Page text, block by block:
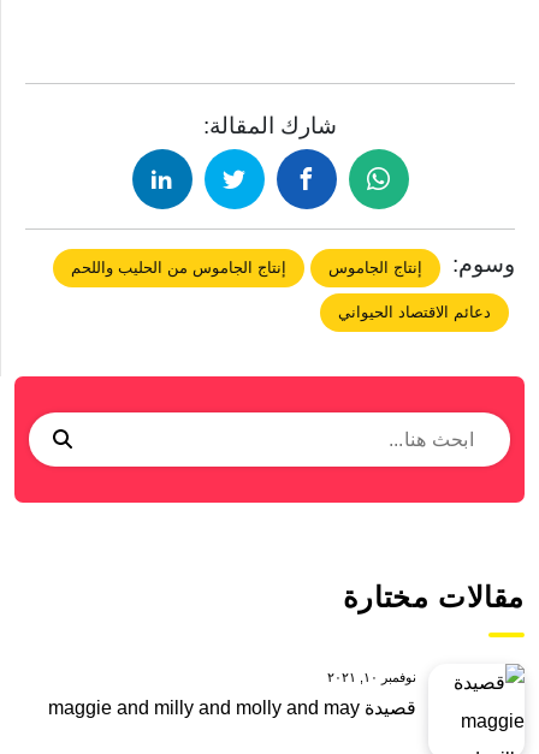
شارك المقالة:
وسوم: إنتاج الجاموس إنتاج الجاموس من الحليب واللحم
دعائم الاقتصاد الحيواني
مقالات مختارة
نوفمبر ١٠, ٢٠٢١
قصيدة maggie and milly and molly and may